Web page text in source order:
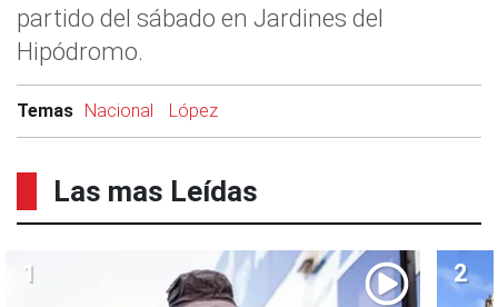
partido del sábado en Jardines del
Hipódromo.
Temas Nacional López
Las mas Leídas